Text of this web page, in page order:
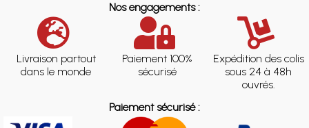
Nos engagements :
Livraison partout
dans le monde
Paiement 100%
sécurisé
Expédition des colis
sous 24 à 48h
ouvrés.
Paiement sécurisé :